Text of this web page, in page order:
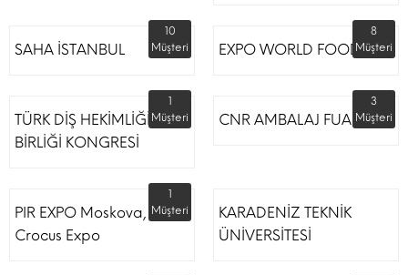
SAHA İSTANBUL
10
Müşteri
EXPO WORLD FOOD
8
Müşteri
TÜRK DİŞ HEKİMLİĞİ
BİRLİĞİ KONGRESİ
1
Müşteri
CNR AMBALAJ FUARI
3
Müşteri
PIR EXPO Moskova,
Crocus Expo
1
Müşteri
KARADENİZ TEKNİK
ÜNİVERSİTESİ